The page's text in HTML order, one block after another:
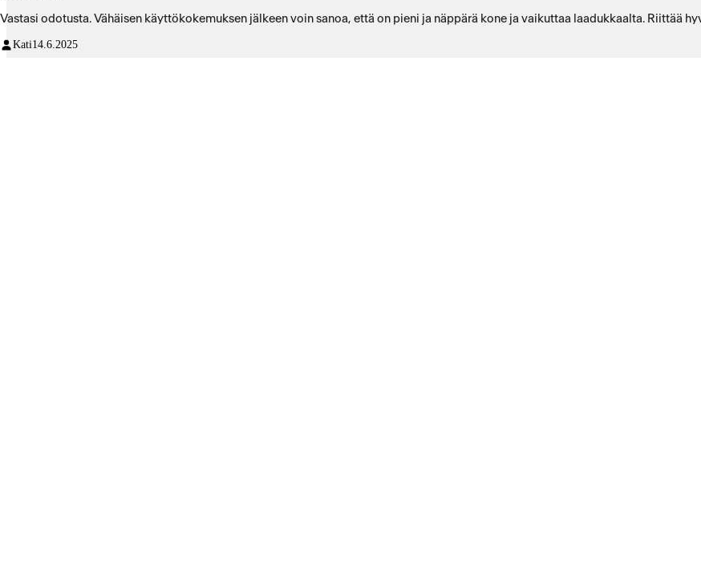
Vastasi odotusta. Vähäisen käyttökokemuksen jälkeen voin sanoa, että on pieni ja näppärä kone ja vaikuttaa laadukkaalta.
Kati14.6.2025